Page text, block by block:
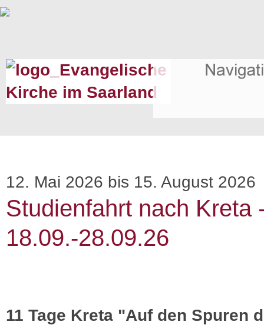
12. Mai 2026 bis 15. August 2026
Studienfahrt nach Kreta
18.09.-28.09.26
11 Tage Kreta "Auf den Spuren